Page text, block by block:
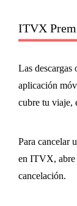
ITVX
Las
aplicación
cubre tu viaje,
Para cancelar
en ITVX, abre
cancelación.